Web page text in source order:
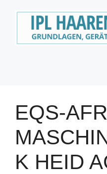
EQS-
K HEID